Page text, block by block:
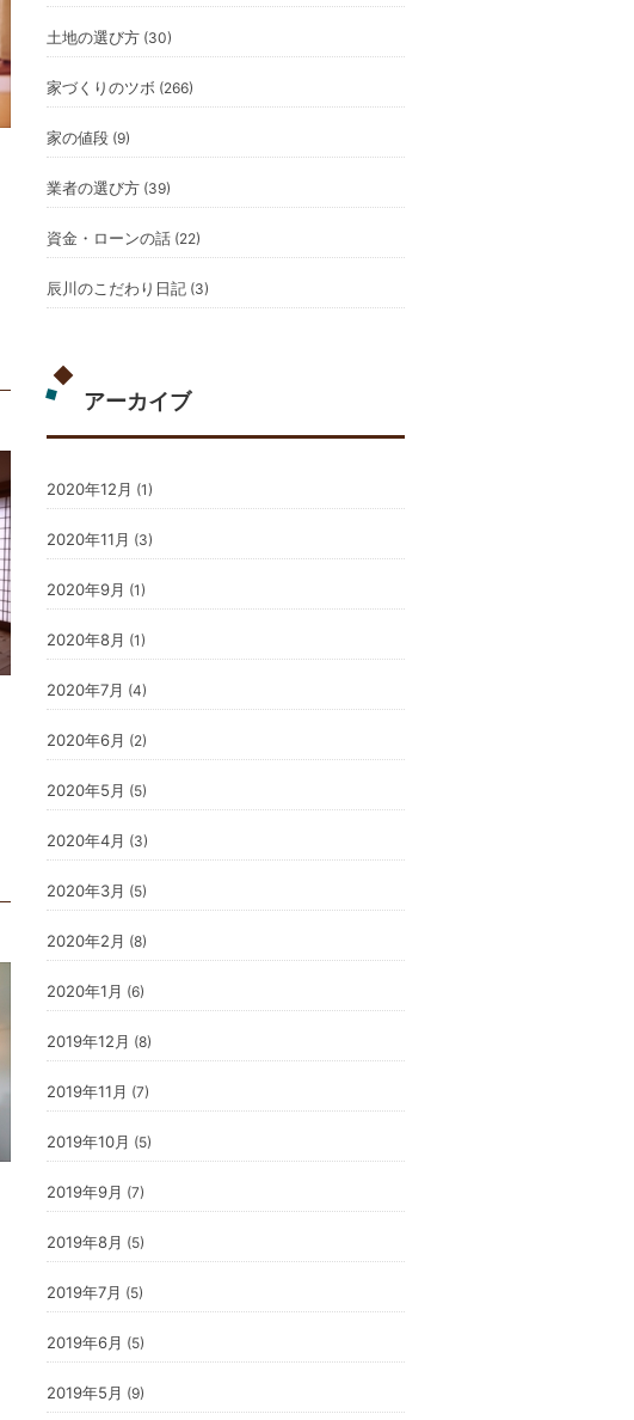
土地の選び方 (30)
家づくりのツボ (266)
家の値段 (9)
業者の選び方 (39)
資金・ローンの話 (22)
辰川のこだわり日記 (3)
アーカイブ
2020年12月 (1)
2020年11月 (3)
2020年9月 (1)
2020年8月 (1)
2020年7月 (4)
2020年6月 (2)
2020年5月 (5)
2020年4月 (3)
2020年3月 (5)
2020年2月 (8)
2020年1月 (6)
2019年12月 (8)
2019年11月 (7)
2019年10月 (5)
2019年9月 (7)
2019年8月 (5)
2019年7月 (5)
2019年6月 (5)
2019年5月 (9)